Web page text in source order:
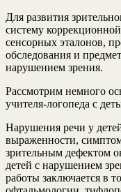
Для развития
систему
сенсорных эталонов,
обследования и
нарушением зрения.
Рассмотрим немного
учителя-логопеда с
Нарушения речи у
выраженности,
зрительным дефектом
детей с нарушением
работы заключается в